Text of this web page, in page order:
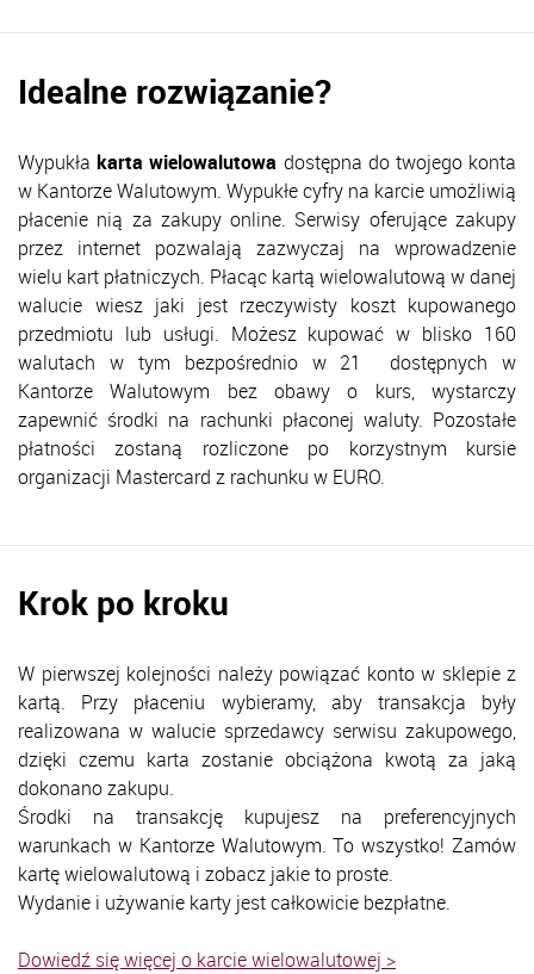
Idealne rozwiązanie?
Wypukłakarta wielowalutowa dostępna do twojego konta
w Kantorze Walutowym. Wypukłe cyfry na karcie umożliwią
płacenie nią za zakupy online. Serwisy oferujące zakupy
przez internet pozwalają zazwyczaj na wprowadzenie
wielu kart płatniczych. Płacąc kartą wielowalutową w danej
walucie wiesz jaki jest rzeczywisty koszt kupowanego
przedmiotu lub usługi. Możesz kupować w blisko 160
walutach w tym bezpośrednio w 21 dostępnych w
Kantorze Walutowym bez obawy o kurs, wystarczy
zapewnić środki na rachunki płaconej waluty. Pozostałe
płatności zostaną rozliczone po korzystnym kursie
organizacji Mastercard z rachunku w EURO.
Krok po kroku
W pierwszej kolejności należy powiązać konto w sklepie z
kartą. Przy płaceniu wybieramy, aby transakcja były
realizowana w walucie sprzedawcy serwisu zakupowego,
dzięki czemu karta zostanie obciążona kwotą za jaką
dokonano zakupu.
Środki na transakcję kupujesz na preferencyjnych
warunkach w Kantorze Walutowym. To wszystko! Zamów
kartę wielowalutową i zobacz jakie to proste.
Wydanie i używanie karty jest całkowicie bezpłatne.
Dowiedź się więcej o karcie wielowalutowej >